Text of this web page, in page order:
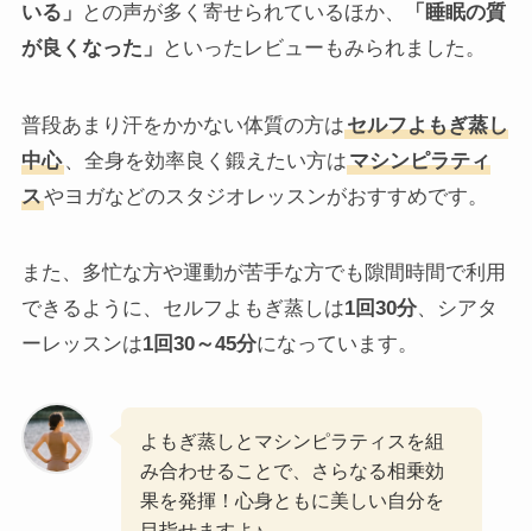
いる」
との声が多く寄せられているほか、
「睡眠の質
が良くなった」
といったレビューもみられました。
普段あまり汗をかかない体質の方はセルフよもぎ蒸し
中心、全身を効率良く鍛えたい方はマシンピラティ
スやヨガなどのスタジオレッスンがおすすめです。
また、多忙な方や運動が苦手な方でも隙間時間で利用
できるように、セルフよもぎ蒸しは1回30分、シアタ
ーレッスンは1回30～45分になっています。
よもぎ蒸しとマシンピラティスを組
み合わせることで、さらなる相乗効
果を発揮！心身ともに美しい自分を